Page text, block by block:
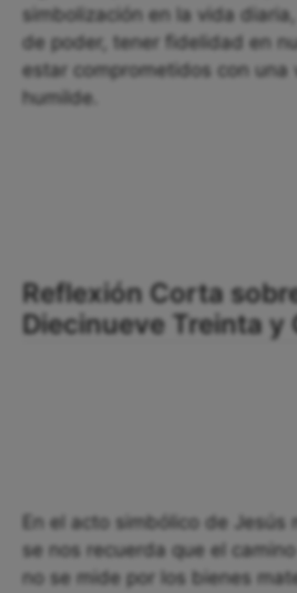
simbolización en la vida
de poder, tener fidelidad en
estar comprometidos con una
humilde.
Reflexión Corta
Diecinueve Treinta y
En el acto simbólico de Jesús
se nos recuerda que el
no se mide por los bienes